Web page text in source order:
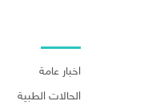
اخبار عامة
الحالات الطبية